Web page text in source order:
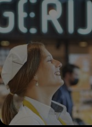
nec ullamcorper mattis,